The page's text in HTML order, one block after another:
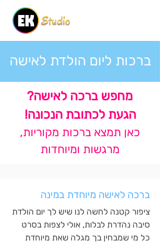
ברכות ליום הולדת לאישה
ברכה לאישה מיוחדת במינה
ציפור קטנה לחשה לנו שיש לך יום הולדת
סיבה נהדרת לבלות, אולי לצפות בסרט
כל מי שמבחין בך מגלה שאת מיוחדת
מחפש ברכה לאישה?
הגעת לכתובת הנכונה!
כאן תמצא ברכות מקוריות,
מרגשות ומיוחדות